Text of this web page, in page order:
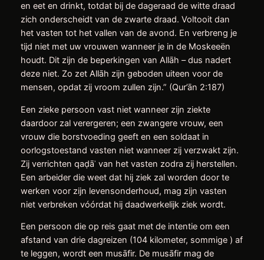
en eet en drinkt, totdat bij de dageraad de witte draad
zich onderscheidt van de zwarte draad. Voltooit dan
het vasten tot het vallen van de avond. En verbreng je
tijd niet met uw vrouwen wanneer je in de Moskeeën
houdt. Dit zijn de beperkingen van Allāh – dus nadert
deze niet. Zo zet Allāh zijn geboden uiteen voor de
mensen, opdat zij vroom zullen zijn.” (Qur’ān 2:187)
Een zieke persoon vast niet wanneer zijn ziekte
daardoor zal verergeren; een zwangere vrouw, een
vrouw die borstvoeding geeft en een soldaat in
oorlogstoestand vasten niet wanneer zij verzwakt zijn.
Zij verrichten qaḍāʾ van het vasten zodra zij herstellen.
Een arbeider die weet dat hij ziek zal worden door te
werken voor zijn levensonderhoud, mag zijn vasten
niet verbreken vóórdat hij daadwerkelijk ziek wordt.
Een persoon die op reis gaat met de intentie om een
afstand van drie dagreizen (104 kilometer, sommige ) af
te leggen, wordt een musāfir. De musāfir mag de